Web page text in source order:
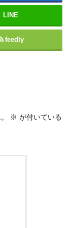
LINE
feedly
※ が付いている